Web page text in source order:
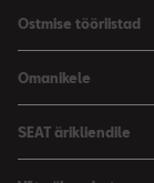
Leon
Leon Sportstourer
Ostmise tööriistad
Varustus ja
Broneeri proovisõit
Omanikele
Varuosad
SEAT ärikliendile